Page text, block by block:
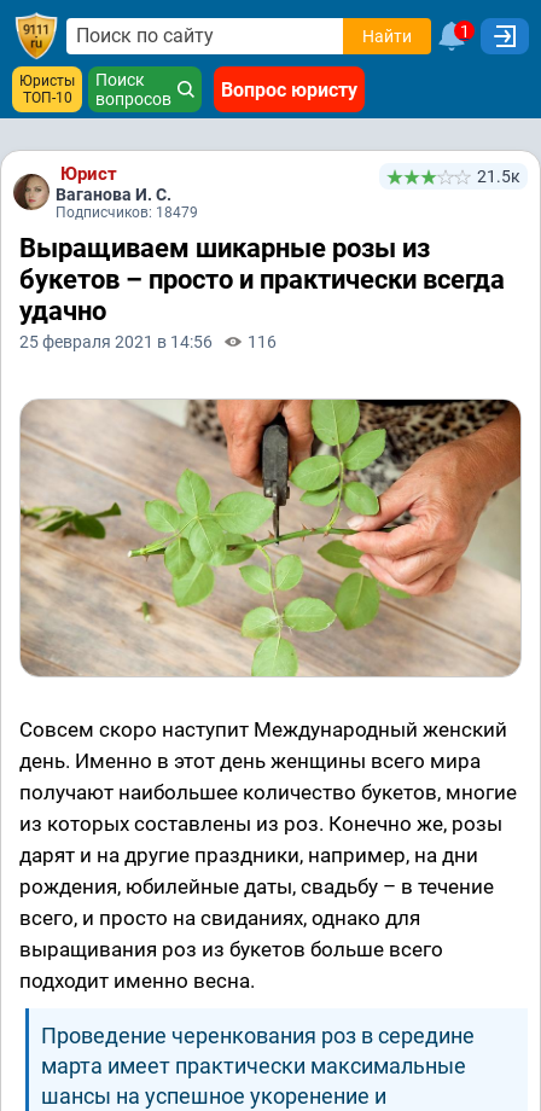
Найти 1
Юристы
ТОП-10
Поиск
вопросов
Вопрос юристу
Юрист
Ваганова И. С.
Подписчиков: 18479
21.5к
Выращиваем шикарные розы из
букетов – просто и практически всегда
удачно
25 февраля 2021 в 14:56 116
Совсем скоро наступит Международный женский
день. Именно в этот день женщины всего мира
получают наибольшее количество букетов, многие
из которых составлены из роз. Конечно же, розы
дарят и на другие праздники, например, на дни
рождения, юбилейные даты, свадьбу – в течение
всего, и просто на свиданиях, однако для
выращивания роз из букетов больше всего
подходит именно весна.
Проведение черенкования роз в середине
марта имеет практически максимальные
шансы на успешное укоренение и